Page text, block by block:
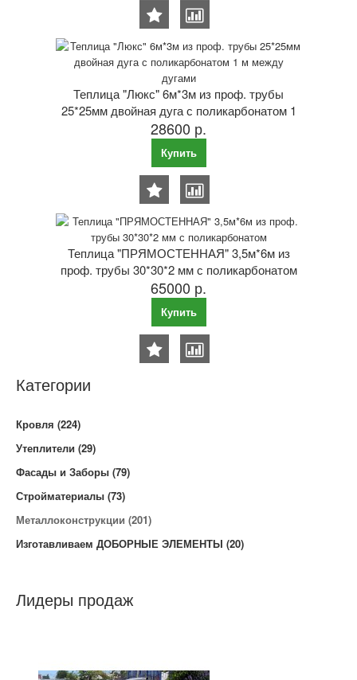
Теплица "Люкс" 6м*3м из проф. трубы
25*25мм двойная дуга с поликарбонатом 1
м между дугами
28600 р.
Купить
Теплица "ПРЯМОСТЕННАЯ" 3,5м*6м из
проф. трубы 30*30*2 мм с поликарбонатом
65000 р.
Купить
Категории
Кровля (224)
Утеплители (29)
Фасады и Заборы (79)
Стройматериалы (73)
Металлоконструкции (201)
Изготавливаем ДОБОРНЫЕ ЭЛЕМЕНТЫ (20)
Лидеры продаж